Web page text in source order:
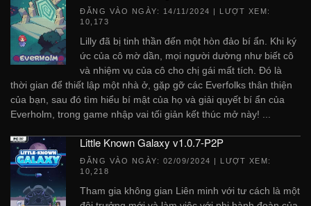
ĐĂNG VÀO NGÀY: 14/11/2024 | LƯỢT XEM:
10,173
Lilly đã bị tinh thần đến một hòn đảo bí ẩn. Khi ký
ức của cô mờ dần, mọi người dường như biết cô
và nhiệm vụ của cô cho chị gái mất tích. Đó là
thời gian để thiết lập một nhà ở, gặp gỡ các Everfolks thân thiện
của bạn, sau đó tìm hiểu bí mật của họ và giải quyết bí ẩn của
Everholm, trong game nhập vai tối giản kết thúc mở này! ...
Little Known Galaxy v1.0.7-P2P
ĐĂNG VÀO NGÀY: 02/09/2024 | LƯỢT XEM:
10,218
Tham gia không gian Liên minh với tư cách là một